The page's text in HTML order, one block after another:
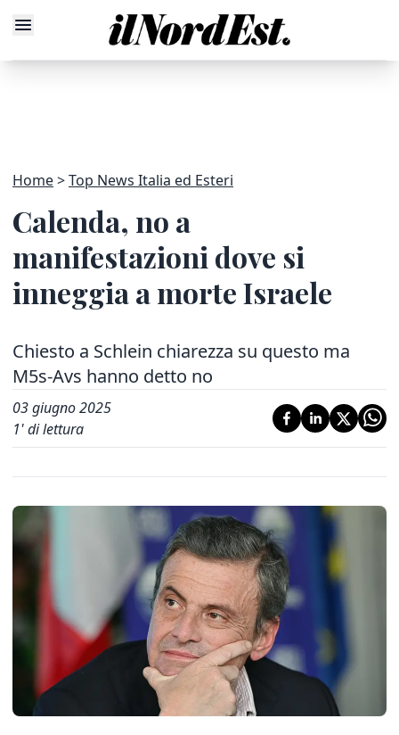
Home Top News Italia ed Esteri
Calenda, no a
manifestazioni dove si
inneggia a morte Israele
Chiesto a Schlein chiarezza su questo ma
M5s-Avs hanno detto no
03 giugno 2025
1' di lettura